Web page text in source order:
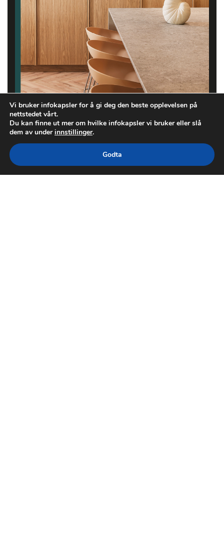
Vi bruker infokapsler for å gi deg den beste opplevelsen på
nettstedet vårt.
Du kan finne ut mer om hvilke infokapsler vi bruker eller slå
dem av underinnstillinger.
Godta